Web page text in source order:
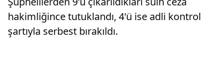
hakimliğince tutuklandı, 4'ü ise adli kontrol
şartıyla serbest bırakıldı.